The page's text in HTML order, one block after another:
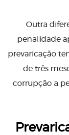
Outra
penalidade
prevaricação
de três
corrupção a